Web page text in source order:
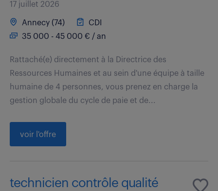
17 juillet 2026
Annecy (74)
CDI
35 000 - 45 000 € / an
Rattaché(e) directement à la Directrice des
Ressources Humaines et au sein d'une équipe à taille
humaine de 4 personnes, vous prenez en charge la
gestion globale du cycle de paie et de...
voir l'offre
technicien contrôle qualité